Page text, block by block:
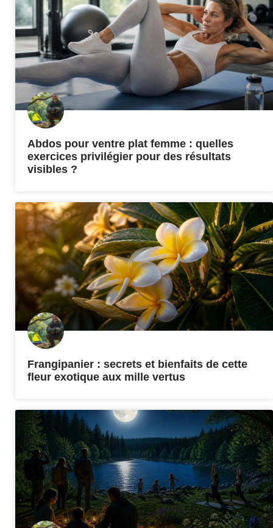
Abdos pour ventre plat femme : quelles
exercices privilégier pour des résultats
visibles ?
Frangipanier : secrets et bienfaits de cette
fleur exotique aux mille vertus